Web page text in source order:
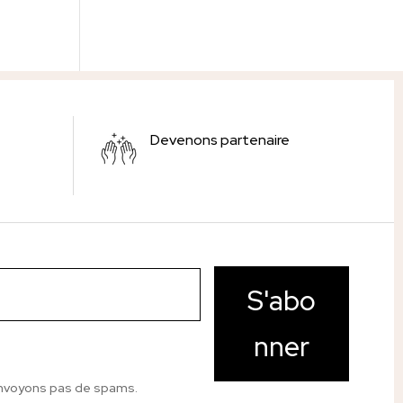
Devenons partenaire
S'abo
nner
pas de spams.